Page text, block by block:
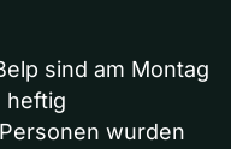
sind am Montag
heftig
wurden